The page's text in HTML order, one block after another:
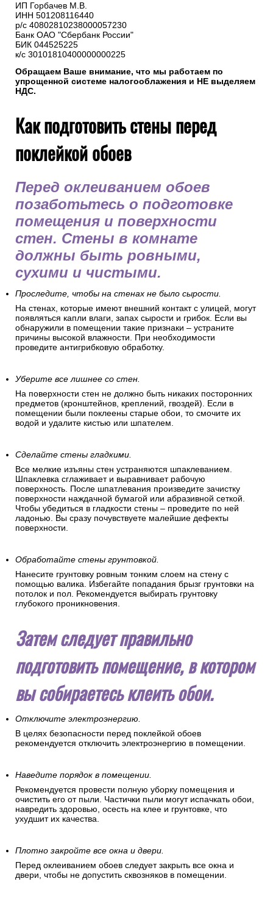
ИП Горбачев М.В.
ИНН 501208116440
р/с 40802810238000057230
Банк ОАО "Сбербанк России"
БИК 044525225
к/с 30101810400000000225
Обращаем Ваше внимание, что мы работаем по
упрощенной системе налогооблажения и НЕ выделяем
НДС.
Как подготовить стены перед
поклейкой обоев
Перед оклеиванием обоев
позаботьтесь о подготовке
помещения и поверхности
стен. Стены в комнате
должны быть ровными,
сухими и чистыми.
Проследите, чтобы на стенах не было сырости.
На стенах, которые имеют внешний контакт с улицей, могут
появляться капли влаги, запах сырости и грибок. Если вы
обнаружили в помещении такие признаки – устраните
причины высокой влажности. При необходимости
проведите антигрибковую обработку.
Уберите все лишнее со стен.
На поверхности стен не должно быть никаких посторонних
предметов (кронштейнов, креплений, гвоздей). Если в
помещении были поклеены старые обои, то смочите их
водой и удалите кистью или шпателем.
Сделайте стены гладкими.
Все мелкие изъяны стен устраняются шпаклеванием.
Шпаклевка сглаживает и выравнивает рабочую
поверхность. После шпатлевания произведите зачистку
поверхности наждачной бумагой или абразивной сеткой.
Чтобы убедиться в гладкости стены – проведите по ней
ладонью. Вы сразу почувствуете малейшие дефекты
поверхности.
Обработайте стены грунтовкой.
Нанесите грунтовку ровным тонким слоем на стену с
помощью валика. Избегайте попадания брызг грунтовки на
потолок и пол. Рекомендуется выбирать грунтовку
глубокого проникновения.
Затем следует правильно
подготовить помещение, в котором
вы собираетесь клеить обои.
Отключите электроэнергию.
В целях безопасности перед поклейкой обоев
рекомендуется отключить электроэнергию в помещении.
Наведите порядок в помещении.
Рекомендуется провести полную уборку помещения и
очистить его от пыли. Частички пыли могут испачкать обои,
навредить здоровью, осесть на клее и грунтовке, что
ухудшит их качества.
Плотно закройте все окна и двери.
Перед оклеиванием обоев следует закрыть все окна и
двери, чтобы не допустить сквозняков в помещении.